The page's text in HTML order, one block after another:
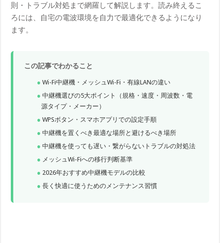
則・トラブル対処まで網羅して解説します。読み終えるこ
ろには、自宅の電波環境を自力で最適化できるようになり
ます。
この記事でわかること
Wi-Fi中継機・メッシュWi-Fi・有線LANの違い
中継機選びの5大ポイント（規格・速度・周波数・電
源タイプ・メーカー）
WPSボタン・スマホアプリでの設定手順
中継機を置くべき最適な場所と避けるべき場所
中継機を使っても遅い・繋がらないトラブルの対処法
メッシュWi-Fiへの移行判断基準
2026年おすすめ中継機モデルの比較
長く快適に使うためのメンテナンス習慣